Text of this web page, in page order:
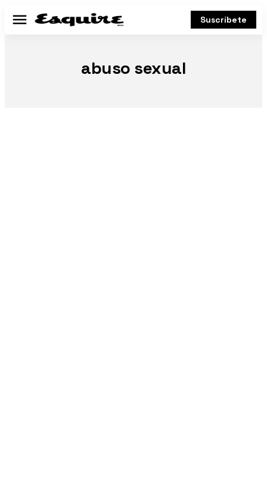
Menú Suscríbete
abuso sexual